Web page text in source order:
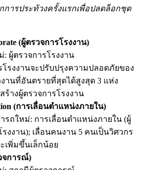
การประท้วงครั้งแรกเพื่อปลดล็อกชุด
(ผู้ตรวจการโรงงาน)
: ผู้ตรวจการโรงงาน
โรงงานจะปรับปรุงความปลอดภัยของ
านที่อันตรายที่สุดได้สูงสุด 3 แห่ง
ร้างผู้ตรวจการโรงงาน
(การเลื่อนตำแหน่งภายใน)
รถใหม่: การเลื่อนตำแหน่งภายใน (ผู้
รงงาน); เลื่อนคนงาน 5 คนเป็นวิศวกร
ะเพิ่มขึ้นเล็กน้อย
จการณ์)